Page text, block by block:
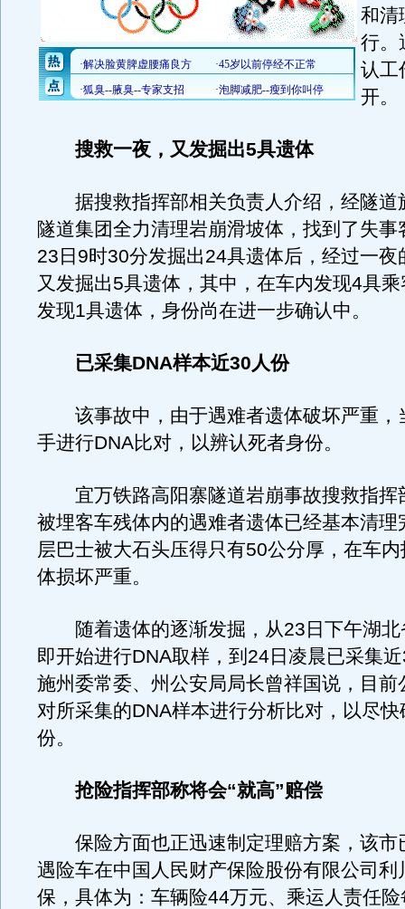
和清
行。
认工
开。
搜救一夜，又发掘出5具遗体
据搜救指挥部相关负责人介绍，经隧道
隧道集团全力清理岩崩滑坡体，找到了失事
23日9时30分发掘出24具遗体后，经过一夜
又发掘出5具遗体，其中，在车内发现4具
发现1具遗体，身份尚在进一步确认中。
已采集DNA样本近30人份
该事故中，由于遇难者遗体破坏严重，
手进行DNA比对，以辨认死者身份。
宜万铁路高阳寨隧道岩崩事故搜救指挥
被埋客车残体内的遇难者遗体已经基本清理
层巴士被大石头压得只有50公分厚，在车
体损坏严重。
随着遗体的逐渐发掘，从23日下午湖北
即开始进行DNA取样，到24日凌晨已采集
施州委常委、州公安局局长曾祥国说，目前
对所采集的DNA样本进行分析比对，以尽
份。
抢险指挥部称将会“就高”赔偿
保险方面也正迅速制定理赔方案，该市
遇险车在中国人民财产保险股份有限公司利
保，具体为：车辆险44万元、乘运人责任